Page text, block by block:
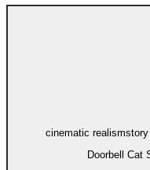
cinematic realism
Doorbell Cat